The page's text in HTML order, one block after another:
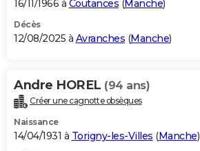
16/11/1966 à Coutances (Manche)
Décès
12/08/2025 à Avranches (Manche)
Andre HOREL (94 ans)
Créer une cagnotte obsèques
Naissance
14/04/1931 à Torigny-les-Villes (Manche)